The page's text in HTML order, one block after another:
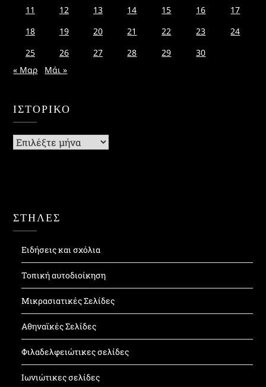
11
12 13 14 15 16
17
18
19 20 21 22 23
24
25
26 27 28 29
30
« Μαρ
Μάι »
ΙΣΤΟΡΙΚΌ
Ιστορικό
ΣΤΗΛΕΣ
Ειδήσεις και σχόλια
Τοπική αυτοδιοίκηση
Μικρασιατικές Σελίδες
Αθηναϊκές Σελίδες
Φιλαδελφειώτικες σελίδες
Ιωνιώτικες σελίδες